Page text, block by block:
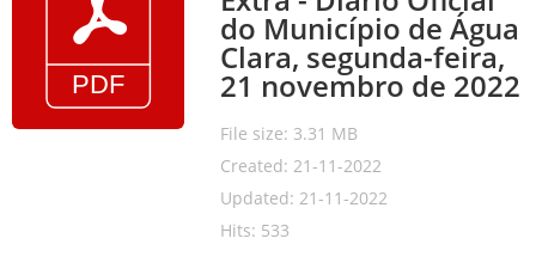
do Município de Água
Clara, segunda-feira,
21 novembro de 2022
File size: 3.31 MB
Created: 21-11-2022
Updated: 21-11-2022
Hits: 533